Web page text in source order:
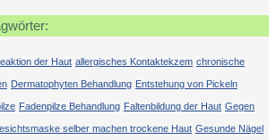
der Haut allergisches Kontaktekzem chronische
Dermatophyten Behandlung Entstehung von Pickeln
Fadenpilze Behandlung Faltenbildung der Haut Gegen
selber machen trockene Haut Gesunde Nägel